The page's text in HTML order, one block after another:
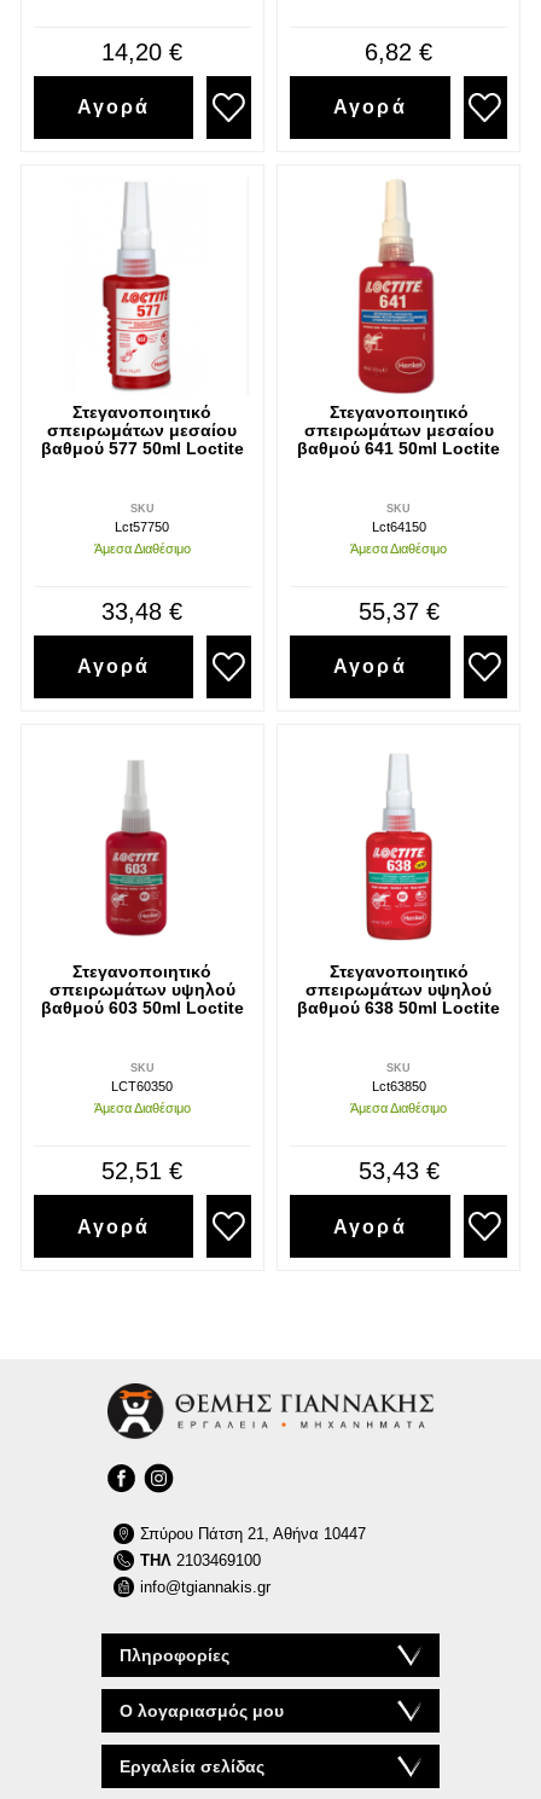
14,20 €
Αγορά
6,82 €
Αγορά
Στεγανοποιητικό
σπειρωμάτων μεσαίου
βαθμού 577 50ml Loctite
SKU
Lct57750
Άμεσα Διαθέσιμο
33,48 €
Αγορά
Στεγανοποιητικό
σπειρωμάτων μεσαίου
βαθμού 641 50ml Loctite
SKU
Lct64150
Άμεσα Διαθέσιμο
55,37 €
Αγορά
Στεγανοποιητικό
σπειρωμάτων υψηλού
βαθμού 603 50ml Loctite
SKU
LCT60350
Άμεσα Διαθέσιμο
52,51 €
Αγορά
Στεγανοποιητικό
σπειρωμάτων υψηλού
βαθμού 638 50ml Loctite
SKU
Lct63850
Άμεσα Διαθέσιμο
53,43 €
Αγορά
Πληροφορίες
Ο λογαριασμός μου
Εργαλεία σελίδας
Σπύρου Πάτση 21, Αθήνα 10447
ΤΗΛ2103469100
info@tgiannakis.gr